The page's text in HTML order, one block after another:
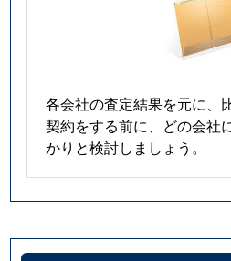
各会社の査定結果を元に、
契約をする前に、どの会社
かりと検討しましょう。